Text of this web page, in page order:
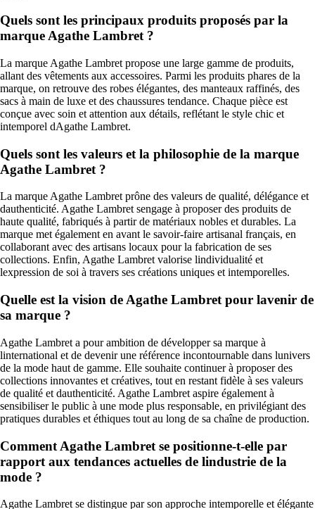
Quels sont les principaux produits proposés par la
marque Agathe Lambret ?
La marque Agathe Lambret propose une large gamme de produits,
allant des vêtements aux accessoires. Parmi les produits phares de la
marque, on retrouve des robes élégantes, des manteaux raffinés, des
sacs à main de luxe et des chaussures tendance. Chaque pièce est
conçue avec soin et attention aux détails, reflétant le style chic et
intemporel dAgathe Lambret.
Quels sont les valeurs et la philosophie de la marque
Agathe Lambret ?
La marque Agathe Lambret prône des valeurs de qualité, délégance et
dauthenticité. Agathe Lambret sengage à proposer des produits de
haute qualité, fabriqués à partir de matériaux nobles et durables. La
marque met également en avant le savoir-faire artisanal français, en
collaborant avec des artisans locaux pour la fabrication de ses
collections. Enfin, Agathe Lambret valorise lindividualité et
lexpression de soi à travers ses créations uniques et intemporelles.
Quelle est la vision de Agathe Lambret pour lavenir de
sa marque ?
Agathe Lambret a pour ambition de développer sa marque à
linternational et de devenir une référence incontournable dans lunivers
de la mode haut de gamme. Elle souhaite continuer à proposer des
collections innovantes et créatives, tout en restant fidèle à ses valeurs
de qualité et dauthenticité. Agathe Lambret aspire également à
sensibiliser le public à une mode plus responsable, en privilégiant des
pratiques durables et éthiques tout au long de sa chaîne de production.
Comment Agathe Lambret se positionne-t-elle par
rapport aux tendances actuelles de lindustrie de la
mode ?
Agathe Lambret se distingue par son approche intemporelle et élégante